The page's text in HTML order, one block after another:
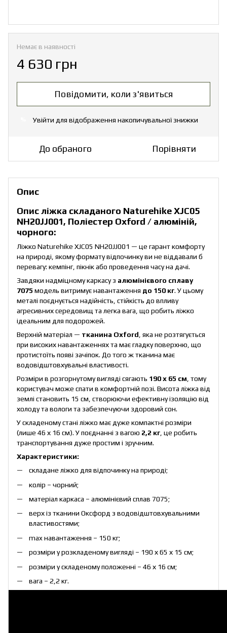
Немає в наявності
4 630 грн
Повідомити, коли з'явиться
Увійти для відображення накопичувальної знижки
До обраного Порівняти
Опис
Опис ліжка складаного Naturehike XJC05
NH20JJ001, Поліестер Oxford / алюміній,
чорного:
Ліжко Naturehike XJC05 NH20JJ001 — це гарант комфорту
на природі, якому формату відпочинку ви не віддавали б
перевагу: кемпінг, пікнік або проведення часу на дачі.
Завдяки надміцному каркасу з алюмінієвого сплаву
7075 модель витримує навантаження до 150 кг. У цьому
металі поєднується надійність, стійкість до впливу
агресивних середовищ та легка вага, що робить ліжко
ідеальним для подорожей.
Верхній матеріал — тканина Oxford , яка не розтягується
при високих навантаженнях та має гладку поверхню, що
протистоїть появі зачіпок. До того ж тканина має
водовідштовхувальні властивості.
Розміри в розгорнутому вигляді сягають 190 х 65 см , тому
користувач може спати в комфортній позі. Висота ліжка від
землі становить 15 см, створюючи ефективну ізоляцію від
холоду та вологи та забезпечуючи здоровий сон.
У складеному стані ліжко має дуже компактні розміри
(лише 46 х 16 см). У поєднанні з вагою 2,2 кг , це робить
транспортування дуже простим і зручним.
Характеристики:
складане ліжко для відпочинку на природі;
колір – чорний;
матеріал каркаса – алюмінієвий сплав 7075;
верх із тканини Оксфорд з водовідштовхувальними
властивостями;
max навантаження – 150 кг;
розміри у розкладеному вигляді – 190 х 65 х 15 см;
розміри у складеному положенні – 46 х 16 см;
вага – 2,2 кг.